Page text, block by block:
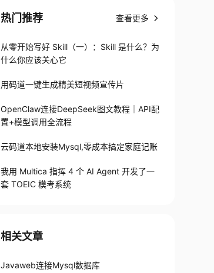
热门推荐 查看更多
从零开始写好 Skill（一）：Skill 是什么？为
什么你应该关心它
用码道一键生成精美短视频宣传片
OpenClaw连接DeepSeek图文教程｜API配
置+模型调用全流程
云码道本地安装Mysql,零成本搞定家庭记账
我用 Multica 指挥 4 个 AI Agent 开发了一
套 TOEIC 模考系统
相关文章
Javaweb连接Mysql数据库